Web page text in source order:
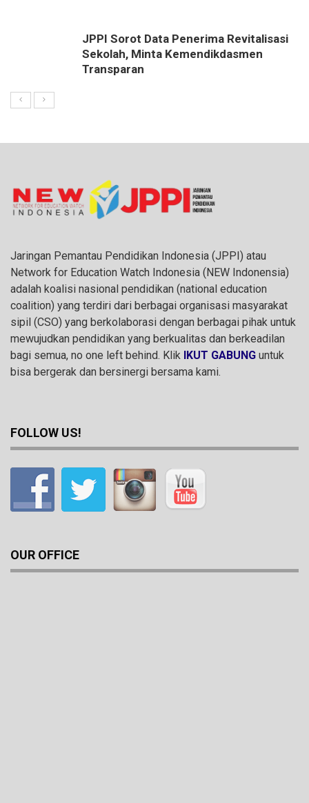
JPPI Sorot Data Penerima Revitalisasi
Sekolah, Minta Kemendikdasmen
Transparan
Jaringan Pemantau Pendidikan Indonesia (JPPI) atau
Network for Education Watch Indonesia (NEW Indonensia)
adalah koalisi nasional pendidikan (national education
coalition) yang terdiri dari berbagai organisasi masyarakat
sipil (CSO) yang berkolaborasi dengan berbagai pihak untuk
mewujudkan pendidikan yang berkualitas dan berkeadilan
bagi semua, no one left behind. Klik IKUT GABUNG untuk
bisa bergerak dan bersinergi bersama kami.
FOLLOW US!
OUR OFFICE